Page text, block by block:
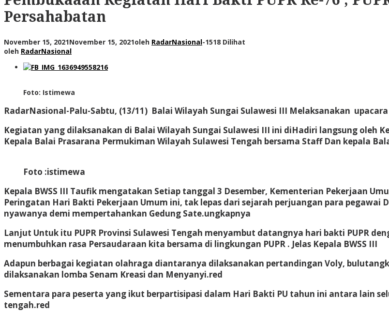
Persahabatan
November 15, 2021November 15, 2021oleh RadarNasional-1518 Dilihat
oleh RadarNasional
Foto: Istimewa
RadarNasional-Palu-Sabtu, (13/11) Balai Wilayah Sungai Sulawesi III Melaksanakan
Kegiatan yang dilaksanakan di Balai Wilayah Sungai Sulawesi III ini diHadiri langsung oleh
Kepala Balai Prasarana Permukiman Wilayah Sulawesi Tengah bersama Staff Dan kepala
Foto :istimewa
Kepala BWSS III Taufik mengatakan Setiap tanggal 3 Desember, Kementerian Pekerjaan
Peringatan Hari Bakti Pekerjaan Umum ini, tak lepas dari sejarah perjuangan para pegawai
nyawanya demi mempertahankan Gedung Sate.ungkapnya
Lanjut Untuk itu PUPR Provinsi Sulawesi Tengah menyambut datangnya hari bakti PUPR
menumbuhkan rasa Persaudaraan kita bersama di lingkungan PUPR . Jelas Kepala BWSS III
Adapun berbagai kegiatan olahraga diantaranya dilaksanakan pertandingan Voly,
dilaksanakan lomba Senam Kreasi dan Menyanyi.red
Sementara para peserta yang ikut berpartisipasi dalam Hari Bakti PU tahun ini antara lain
tengah.red